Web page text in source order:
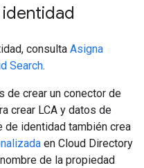
consulta Asigna
Search.
de crear un conector de
crear LCA y datos de
de identidad también crea
en Cloud Directory
de la propiedad